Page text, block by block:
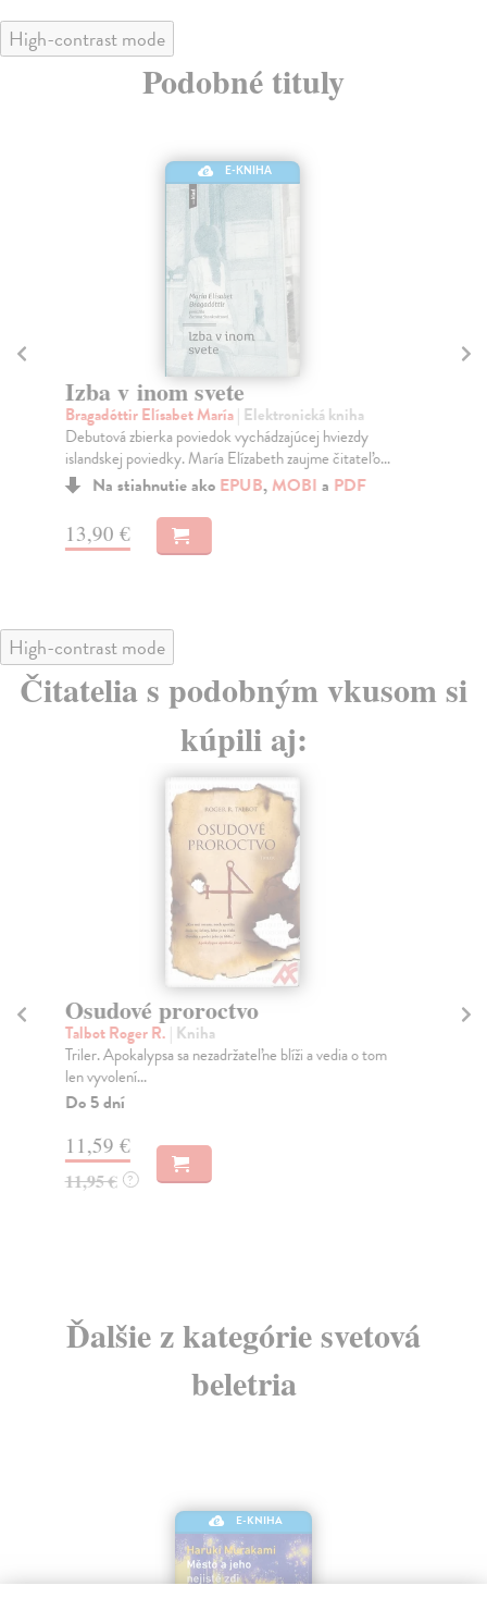
High-contrast mode
Podobné tituly
E-KNIHA
Izba v inom svete
Bragadóttir Elísabet María| Elektronická kniha
Debutová zbierka poviedok vychádzajúcej hviezdy
islandskej poviedky. María Elízabeth zaujme čitateľo...
Na stiahnutie ako EPUB,MOBI a PDF
13,90 €
High-contrast mode
Čitatelia s podobným vkusom si
kúpili aj:
Osudové proroctvo
Talbot Roger R. | Kniha
Triler. Apokalypsa sa nezadržateľne blíži a vedia o tom
len vyvolení...
Do 5 dní
11,59 €
11,95 € ?
Ďalšie z kategórie svetová
beletria
E-KNIHA